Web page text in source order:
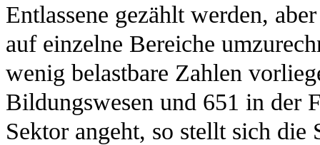
Entlassene gezählt werden,
auf einzelne Bereiche
wenig belastbare Zahlen
Bildungswesen und 651 in der
Sektor angeht, so stellt sich